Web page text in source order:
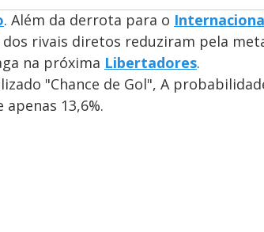
. Além da derrota para o
rivais diretos reduziram pela
na próxima Libertadores.
"Chance de Gol", A
13,6%.